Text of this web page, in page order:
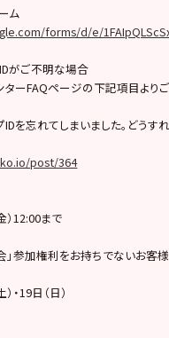
ム
forms/d/e/
がご不明な場合
ターFAQページの下記項目より
IDを忘れてしまいました。どうす
post/364
）12:00まで
」参加権利をお持ちでないお客
・19日（日）